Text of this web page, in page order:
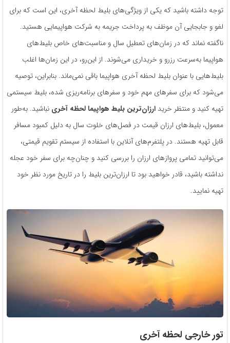
توجه داشته باشید که یکی از ویژگی‌های بلیط لحظه آخری، این است که برای
لغو و جابجایی آن موظف به پرداخت جریمه به شرکت هواپیمایی هستید.
ناگفته نماند که در زمان‌های تعطیل سال و مناسبت‌های خاص بلیط‌های
هواپیما به‌سرعت رزرو و خریداری می‌شوند. از این‌رو، در این زمان‌ها اغلب
بلیط‌‌هایی با عنوان بلیط لحظه آخری هواپیما باقی نمی‌ماند. بنابراین، توصیه
می‌شود که برای سفرهای مهم خود و سفرهای برنامه‌ریزی شده، بلیط سیستمی
تهیه کنید و منتظر خرید ارزان‌ترین بلیط هواپیما لحظه آخری نباشید. به‌طور
معمول، بلیط‌های ارزان قیمت در فصل‌های خلوت سال به دلیل کمبود مسافر
قابل تهیه هستند. در پلتفرم‌های آنلاین با استفاده از سیستم تقویم قیمتی،
می‌توانید تمامی پروازهای ارزان را بررسی کنید و چنان‌چه برای سفر خود عجله
نداشته باشید، قادر خواهید بود تا ارزان‌ترین بلیط‌ را در تاریخ مورد نظر خود
تهیه نمایید.
تور خارجی لحظه آخری